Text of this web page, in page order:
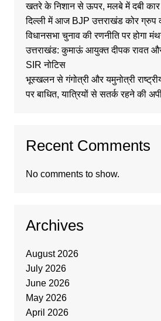
खतरे के निशान से ऊपर, मलबे में दबी कार
दिल्ली में आज BJP उत्तराखंड कोर
विधानसभा चुनाव की रणनीति पर होगा
उत्तराखंड: कुमाऊं आयुक्त दीपक रावत
SIR नोटिस
भूस्खलन से गंगोत्री और यमुनोत्री
पर बाधित, यात्रियों से सतर्क रहने की
Recent Comments
No comments to show.
Archives
August 2026
July 2026
June 2026
May 2026
April 2026